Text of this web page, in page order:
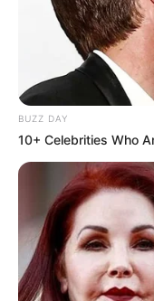
BUZZ DAY
10+ Celebrities Who